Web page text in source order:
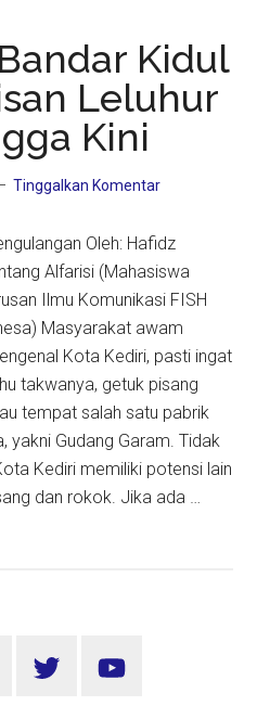
Kidul
Leluhur
Kini
Tinggalkan Komentar
Oleh: Hafidz
Alfarisi (Mahasiswa
Ilmu Komunikasi FISH
Masyarakat awam
Kota Kediri, pasti ingat
takwanya, getuk pisang
tempat salah satu pabrik
yakni Gudang Garam. Tidak
Kediri memiliki potensi lain
dan rokok. Jika ada …